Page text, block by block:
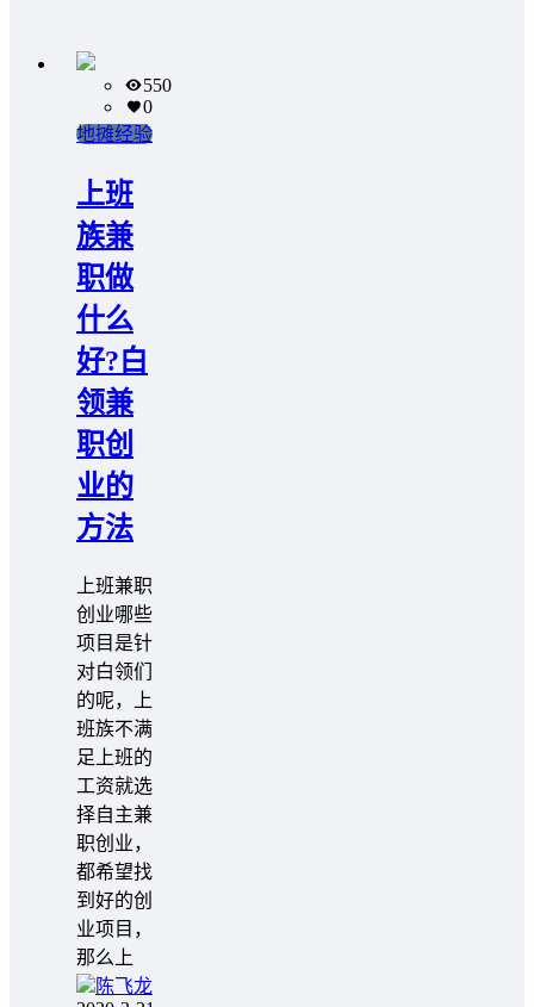
550
0
地摊经验
上班
族兼
职做
什么
好?白
领兼
职创
业的
方法
上班兼职
创业哪些
项目是针
对白领们
的呢，上
班族不满
足上班的
工资就选
择自主兼
职创业，
都希望找
到好的创
业项目，
那么上
陈飞龙